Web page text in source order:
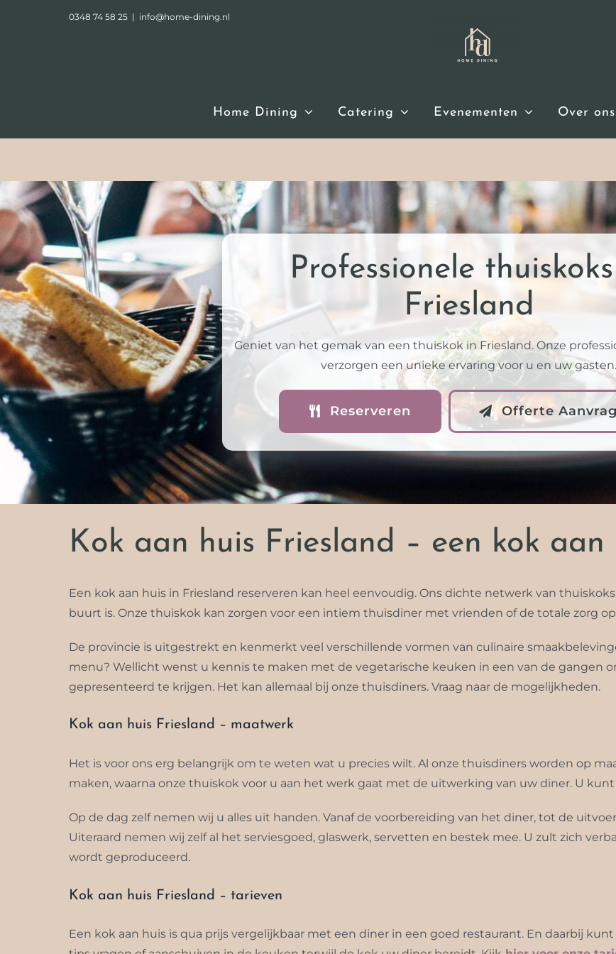
0348 74 58 25 | info@home-dining.nl
Home Dining Catering Evenementen Over ons
Professionele
Friesland
Geniet van het gemak van een thuiskok in Friesland. Onze
verzorgen een unieke ervaring voor u en uw gasten.
Reserveren Offerte
Kok aan huis Friesland – een kok
Een kok aan huis in Friesland reserveren kan heel eenvoudig. Ons dichte netwerk van
buurt is. Onze thuiskok kan zorgen voor een intiem thuisdiner met vrienden of de totale zorg
De provincie is uitgestrekt en kenmerkt veel verschillende vormen van culinaire
menu? Wellicht wenst u kennis te maken met de vegetarische keuken in een van de gangen
gepresenteerd te krijgen. Het kan allemaal bij onze thuisdiners. Vraag naar de mogelijkheden.
Kok aan huis Friesland – maatwerk
Het is voor ons erg belangrijk om te weten wat u precies wilt. Al onze thuisdiners worden op
maken, waarna onze thuiskok voor u aan het werk gaat met de uitwerking van uw diner. U
Op de dag zelf nemen wij u alles uit handen. Vanaf de voorbereiding van het diner, tot de
Uiteraard nemen wij zelf al het serviesgoed, glaswerk, servetten en bestek mee. U zult zich
wordt geproduceerd.
Kok aan huis Friesland – tarieven
Een kok aan huis is qua prijs vergelijkbaar met een diner in een goed restaurant. En daarbij